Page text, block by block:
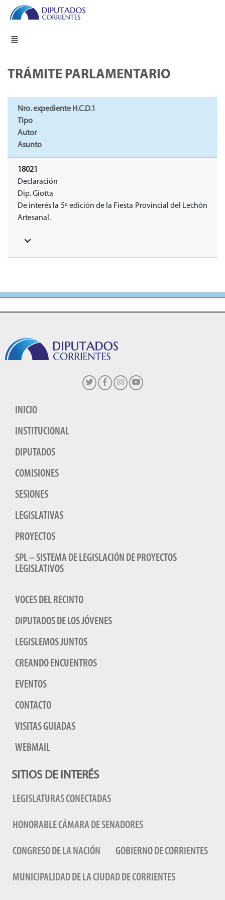
TRÁMITE PARLAMENTARIO
Nro. expediente H.C.D.1
Tipo
Autor
Asunto
18021
Declaración
Dip. Giotta
De interés la 5º edición de la Fiesta Provincial del Lechón
Artesanal.
INICIO
INSTITUCIONAL
DIPUTADOS
COMISIONES
SESIONES
LEGISLATIVAS
PROYECTOS
SPL – SISTEMA DE LEGISLACIÓN DE PROYECTOS
LEGISLATIVOS
VOCES DEL RECINTO
DIPUTADOS DE LOS JÓVENES
LEGISLEMOS JUNTOS
CREANDO ENCUENTROS
EVENTOS
CONTACTO
VISITAS GUIADAS
WEBMAIL
SITIOS DE INTERÉS
LEGISLATURAS CONECTADAS
HONORABLE CÁMARA DE SENADORES
CONGRESO DE LA NACIÓN GOBIERNO DE CORRIENTES
MUNICIPALIDAD DE LA CIUDAD DE CORRIENTES